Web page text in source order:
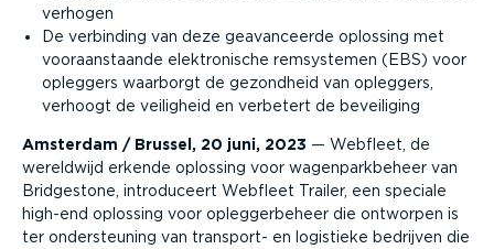
verhogen
De verbinding van deze geavanceerde oplossing met
vooraanstaande elektronische remsystemen (EBS) voor
opleggers waarborgt de gezondheid van opleggers,
verhoogt de veiligheid en verbetert de beveiliging
Amsterdam / Brussel, 20 juni, 2023 — Webfleet, de
wereldwijd erkende oplossing voor wagenparkbeheer van
Bridgestone, introduceert Webfleet Trailer, een speciale
high-end oplossing voor opleggerbeheer die ontworpen is
ter ondersteuning van transport- en logistieke bedrijven die